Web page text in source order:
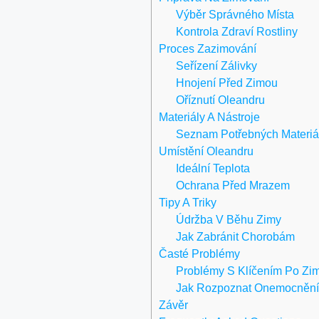
Výběr Správného Místa
Kontrola Zdraví Rostliny
Proces Zazimování
Seřízení Zálivky
Hnojení Před Zimou
Oříznutí Oleandru
Materiály A Nástroje
Seznam Potřebných
Umístění Oleandru
Ideální Teplota
Ochrana Před Mrazem
Tipy A Triky
Údržba V Běhu Zimy
Jak Zabránit Chorobám
Časté Problémy
Problémy S Klíčením Po
Jak Rozpoznat Onemocnění
Závěr